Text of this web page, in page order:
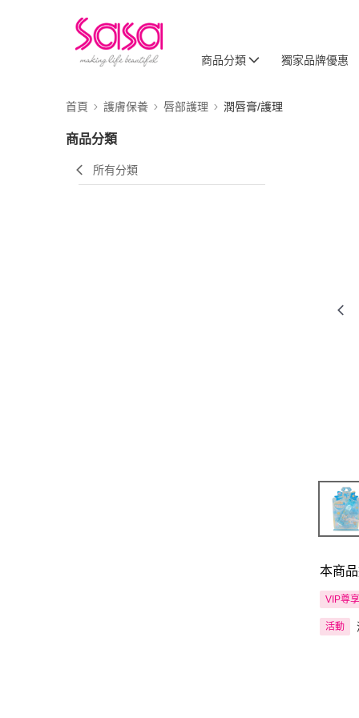
商品分類 獨家品牌優惠
首頁 護膚保養 唇部護理 潤唇膏/護理
商品分類
所有分類
本商
VIP尊享
活動